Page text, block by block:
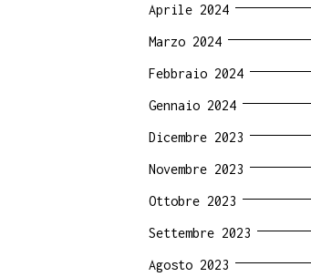
Aprile 2024
Marzo 2024
Febbraio 2024
Gennaio 2024
Dicembre 2023
Novembre 2023
Ottobre 2023
Settembre 2023
Agosto 2023